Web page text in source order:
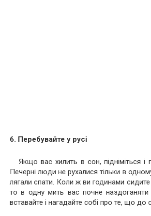
6. Перебувайте у русі
Якщо вас хилить в сон, підніміться і
Печерні люди не рухалися тільки в
лягали спати. Коли ж ви годинами
то в одну мить вас почне наздоганяти
вставайте і нагадайте собі про те, що